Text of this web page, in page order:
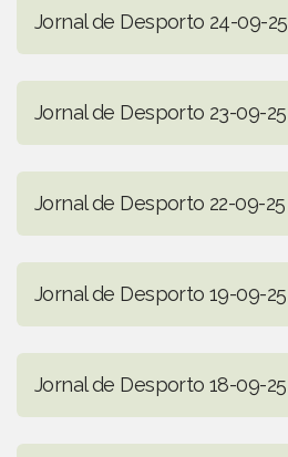
Jornal de Desporto 24-09-25
Jornal de Desporto 23-09-25
Jornal de Desporto 22-09-25
Jornal de Desporto 19-09-25
Jornal de Desporto 18-09-25